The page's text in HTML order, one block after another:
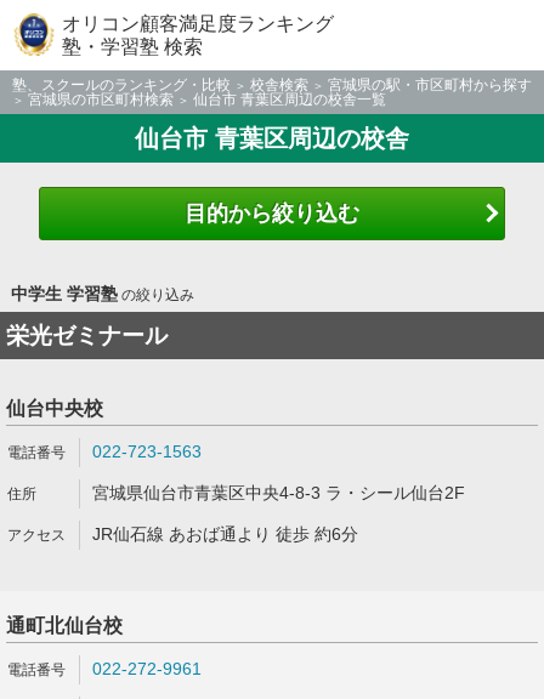
オリコン顧客満足度ランキング
塾・学習塾 検索
塾、スクールのランキング・比較 校舎検索
宮城県の駅・市区町村から探す
宮城県の市区町村検索
仙台市 青葉区周辺の校舎一覧
仙台市 青葉区周辺の校舎
目的から絞り込む
中学生 学習塾の絞り込み
栄光ゼミナール
仙台中央校
022-723-1563
宮城県仙台市青葉区中央4-8-3 ラ・シール仙台2F
JR仙石線 あおば通より 徒歩 約6分
通町北仙台校
022-272-9961